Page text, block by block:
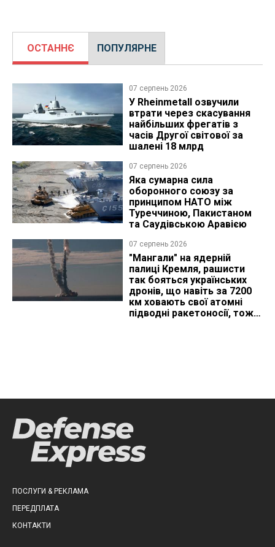
ОСТАННЄ ПОПУЛЯРНЕ
07 серпень 2026
У Rheinmetall озвучили
втрати через скасування
найбільших фрегатів з
часів Другої світової за
шалені 18 млрд
07 серпень 2026
Яка сумарна сила
оборонного союзу за
принципом НАТО між
Туреччиною, Пакистаном
та Саудівською Аравією
07 серпень 2026
"Мангали" на ядерній
палиці Кремля, рашисти
так бояться українських
дронів, що навіть за 7200
км ховають свої атомні
підводні ракетоносії, тож
ПОСЛУГИ & РЕКЛАМА
ПЕРЕДПЛАТА
КОНТАКТИ